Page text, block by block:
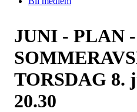
JUNI - PLAN
TORSDAG 8.
20.30